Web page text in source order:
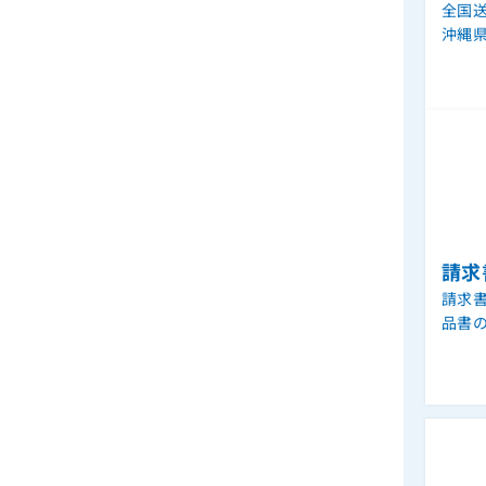
全国
沖縄
請
請求
品書